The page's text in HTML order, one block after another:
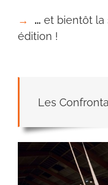
→ … et bientôt la
édition !
Les